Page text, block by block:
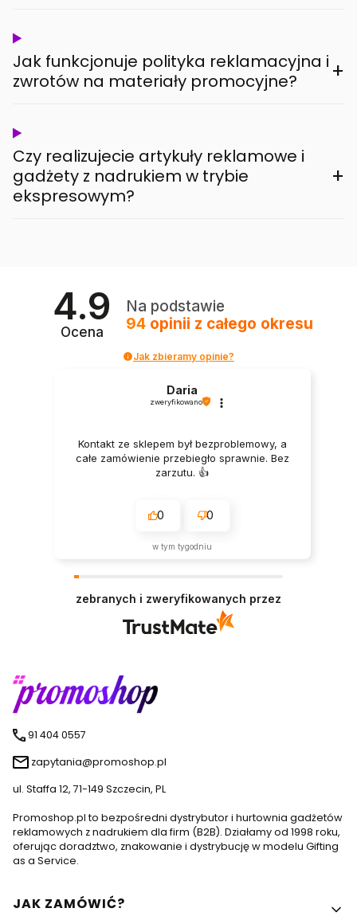
Jak funkcjonuje polityka reklamacyjna i
zwrotów na materiały promocyjne?
+
Czy realizujecie artykuły reklamowe i
gadżety z nadrukiem w trybie
ekspresowym?
+
4.9
Ocena
Na podstawie
94 opinii z całego okresu
Jak zbieramy opinie?
Daria
zweryfikowano
Kontakt ze sklepem był bezproblemowy, a
całe zamówienie przebiegło sprawnie. Bez
zarzutu. 👍️
0 0
w tym tygodniu
zebranych i zweryfikowanych przez
91 404 0557
zapytania@promoshop.pl
ul. Staffa 12, 71-149 Szczecin, PL
Promoshop.pl to bezpośredni dystrybutor i hurtownia gadżetów
reklamowych z nadrukiem dla firm (B2B). Działamy od 1998 roku,
oferując doradztwo, znakowanie i dystrybucję w modelu Gifting
as a Service.
Linki w stopce
JAK ZAMÓWIĆ?